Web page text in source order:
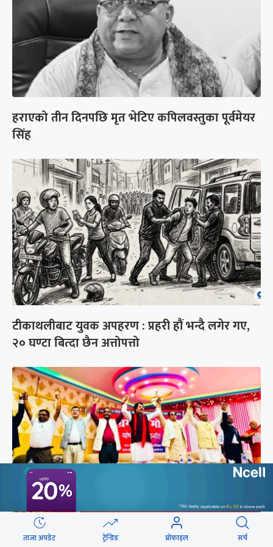
हराएको तीन दिनपछि मृत भेटिए कपिलवस्तुका पूर्वमेयर
सिंह
टीकाथलीबाट युवक अपहरण : प्रहरी हौं भन्दै लगेर गए,
२० घण्टा बित्दा छैन अत्तोपत्तो
अस्तित्व संकटमा परेपछि मोर्चाबन्दीमा जुटे मधेशी-
ताजा अपडेट ट्रेन्डिङ प्रोफाइल सर्च